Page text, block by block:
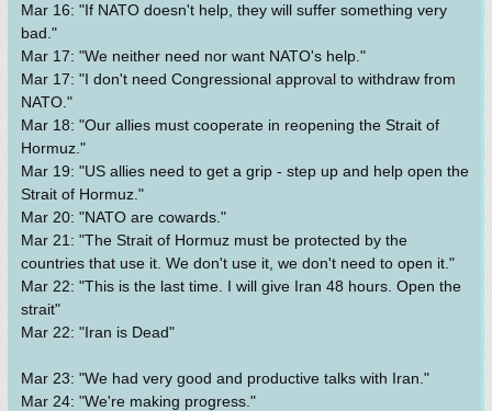
Mar 16: "If NATO doesn't help, they will suffer something very
bad."
Mar 17: "We neither need nor want NATO's help."
Mar 17: "I don't need Congressional approval to withdraw from
NATO."
Mar 18: "Our allies must cooperate in reopening the Strait of
Hormuz."
Mar 19: "US allies need to get a grip - step up and help open the
Strait of Hormuz."
Mar 20: "NATO are cowards."
Mar 21: "The Strait of Hormuz must be protected by the
countries that use it. We don't use it, we don't need to open it."
Mar 22: "This is the last time. I will give Iran 48 hours. Open the
strait"
Mar 22: "Iran is Dead"
Mar 23: "We had very good and productive talks with Iran."
Mar 24: "We're making progress."